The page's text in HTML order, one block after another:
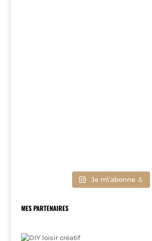
Je m\'abonne ⚓
MES PARTENAIRES